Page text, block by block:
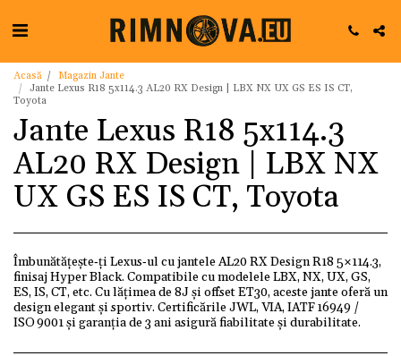
Acasă
Magazin Jante
Jante Lexus R18 5x114.3 AL20 RX Design | LBX NX UX GS ES IS CT,
Toyota
Jante Lexus R18 5x114.3
AL20 RX Design | LBX NX
UX GS ES IS CT, Toyota
Îmbunătățește‑ți Lexus‑ul cu jantele AL20 RX Design R18 5×114.3,
finisaj Hyper Black. Compatibile cu modelele LBX, NX, UX, GS,
ES, IS, CT, etc. Cu lățimea de 8J și offset ET30, aceste jante oferă un
design elegant și sportiv. Certificările JWL, VIA, IATF 16949 /
ISO 9001 și garanția de 3 ani asigură fiabilitate și durabilitate.